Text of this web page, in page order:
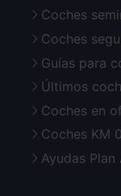
Coches
Coches
Guías para
Últimos
Coches en
Coches KM
Ayudas Plan